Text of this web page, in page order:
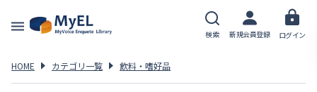
検索 新規会員登録 ログイン
HOME カテゴリ一覧 飲料・嗜好品